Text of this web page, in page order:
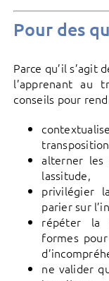
Pour des
Parce qu’il s’agit
l’apprenant au
conseils pour
alterner
lassitude,
privilégier
parier sur
répéter la
formes
ne valider